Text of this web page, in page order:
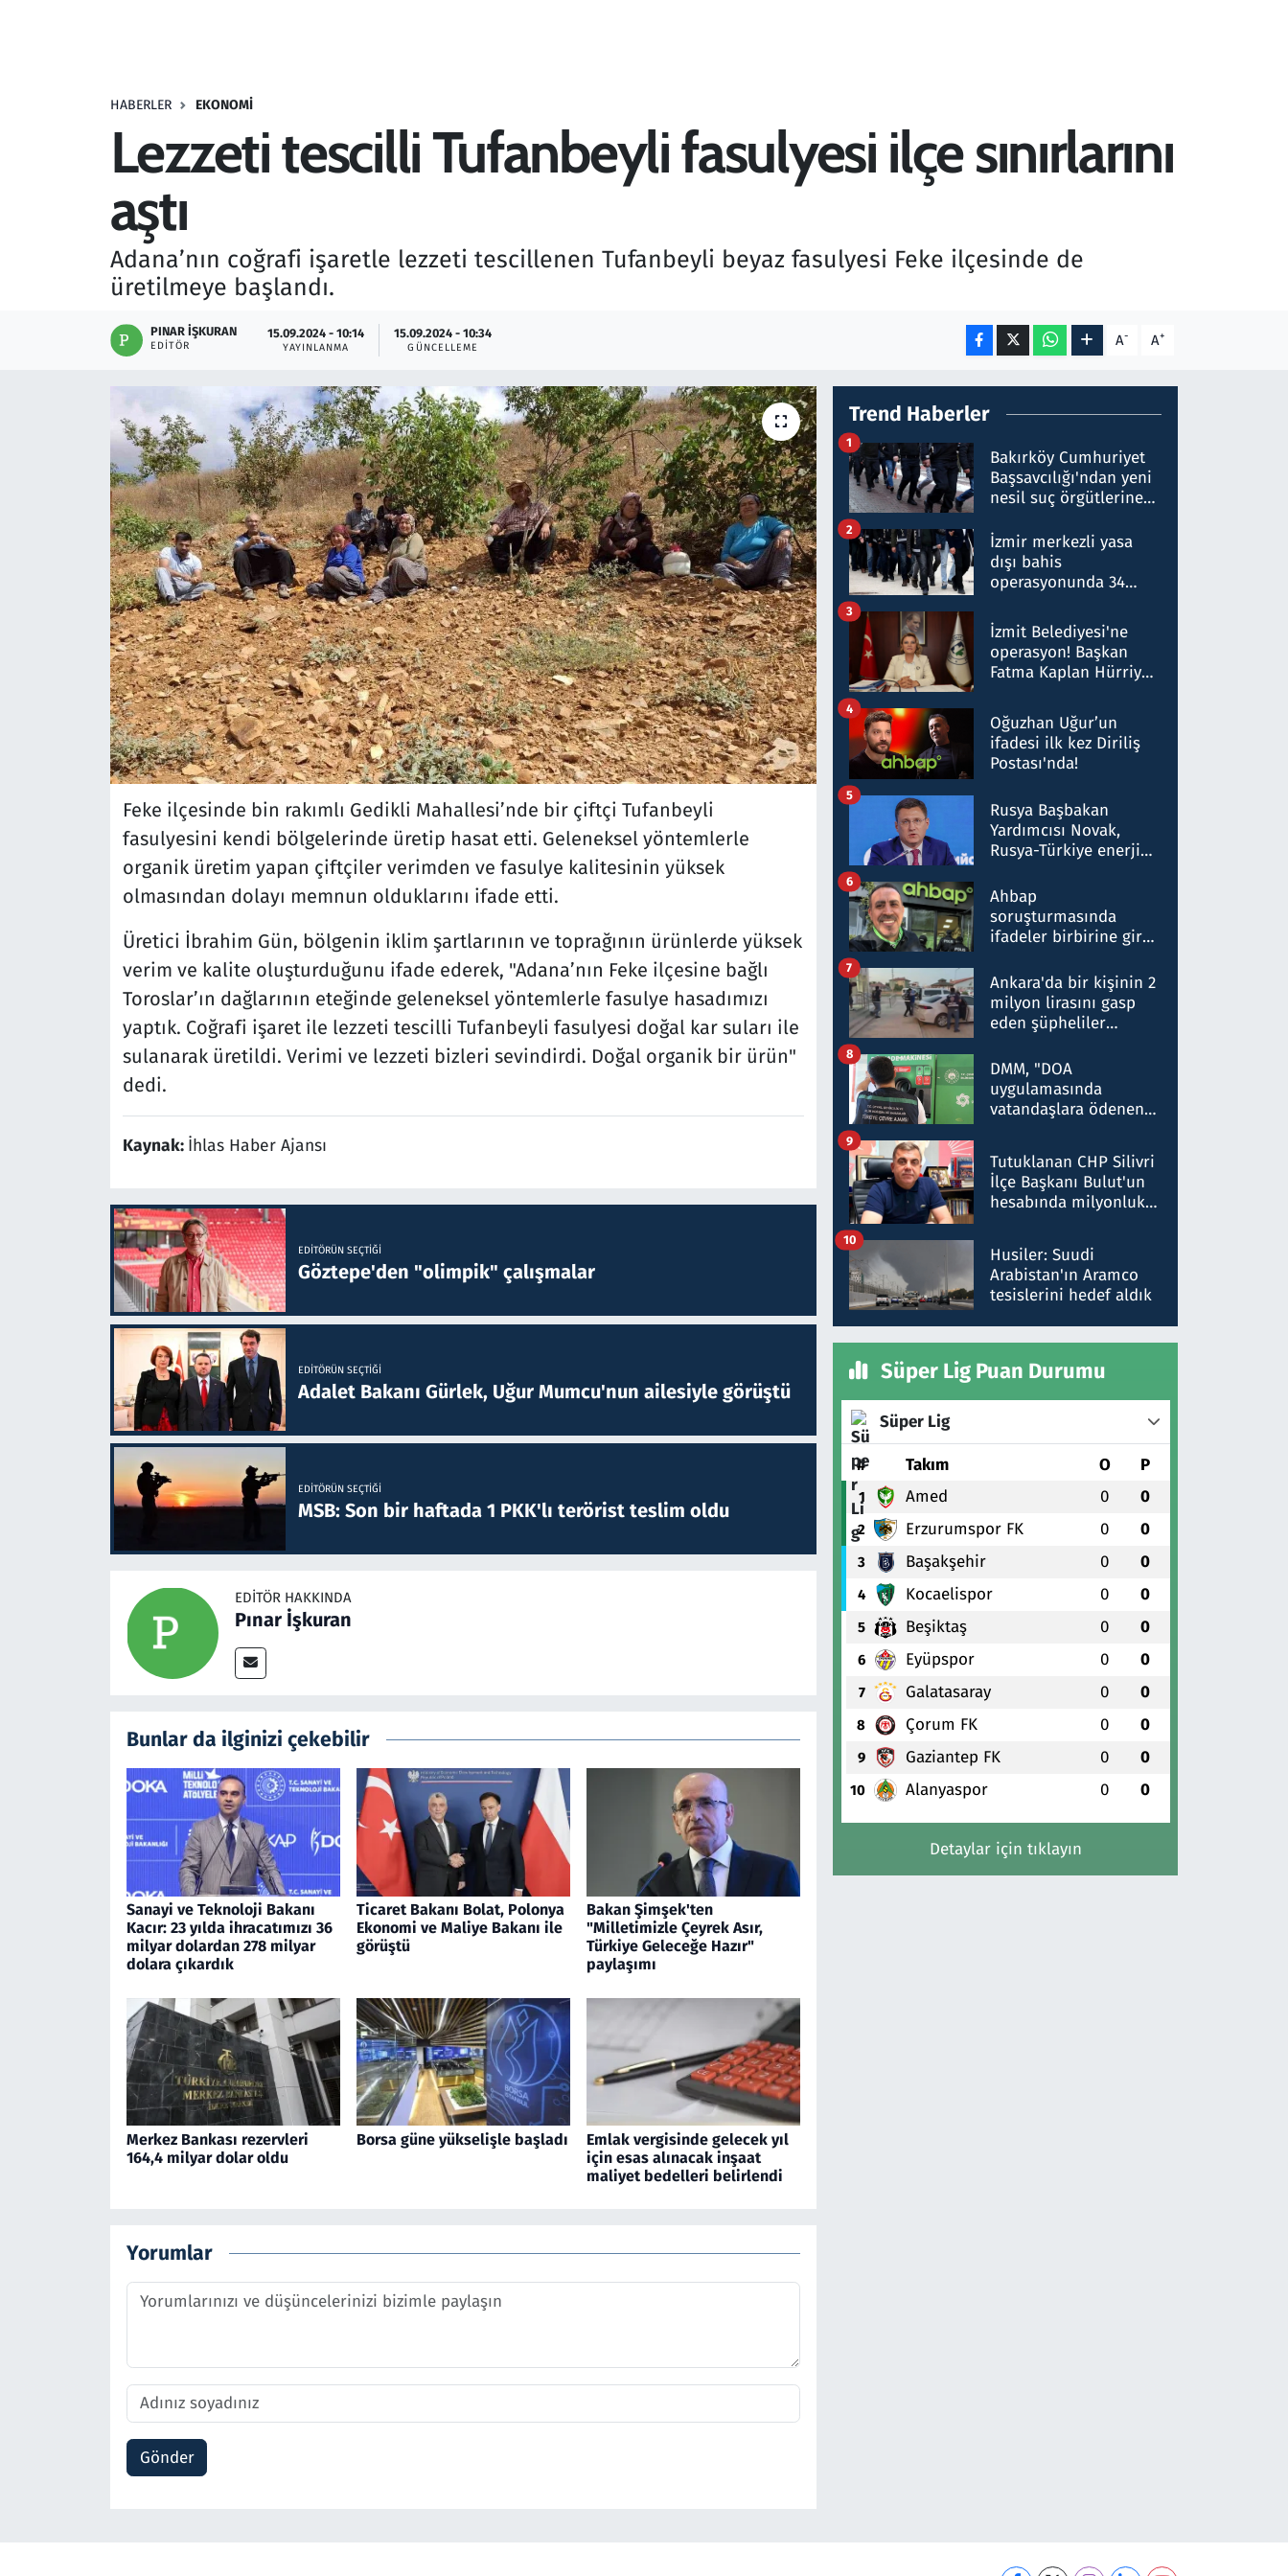
HABERLER EKONOMI
Lezzeti tescilli Tufanbeyli fasulyesi ilçe sınırlarını
aştı
Adana’nın coğrafi işaretle lezzeti tescillenen Tufanbeyli beyaz fasulyesi Feke ilçesinde de
üretilmeye başlandı.
PINAR İŞKURAN
EDITÖR
15.09.2024 - 10:14
YAYINLANMA
15.09.2024 - 10:34
GÜNCELLEME A- A+
Feke ilçesinde bin rakımlı Gedikli Mahallesi’nde bir çiftçi Tufanbeyli
fasulyesini kendi bölgelerinde üretip hasat etti. Geleneksel yöntemlerle
organik üretim yapan çiftçiler verimden ve fasulye kalitesinin yüksek
olmasından dolayı memnun olduklarını ifade etti.
Üretici İbrahim Gün, bölgenin iklim şartlarının ve toprağının ürünlerde yüksek
verim ve kalite oluşturduğunu ifade ederek, "Adana’nın Feke ilçesine bağlı
Toroslar’ın dağlarının eteğinde geleneksel yöntemlerle fasulye hasadımızı
yaptık. Coğrafi işaret ile lezzeti tescilli Tufanbeyli fasulyesi doğal kar suları ile
sulanarak üretildi. Verimi ve lezzeti bizleri sevindirdi. Doğal organik bir ürün"
dedi.
Kaynak: İhlas Haber Ajansı
EDITÖRÜN SEÇTIĞI
Göztepe'den "olimpik" çalışmalar
EDITÖRÜN SEÇTIĞI
Adalet Bakanı Gürlek, Uğur Mumcu'nun ailesiyle görüştü
EDITÖRÜN SEÇTIĞI
MSB: Son bir haftada 1 PKK'lı terörist teslim oldu
EDITÖR HAKKINDA
Pınar İşkuran
Bunlar da ilginizi çekebilir
Sanayi ve Teknoloji Bakanı
Kacır: 23 yılda ihracatımızı 36
milyar dolardan 278 milyar
dolara çıkardık
Ticaret Bakanı Bolat, Polonya
Ekonomi ve Maliye Bakanı ile
görüştü
Bakan Şimşek'ten
"Milletimizle Çeyrek Asır,
Türkiye Geleceğe Hazır"
paylaşımı
Merkez Bankası rezervleri
164,4 milyar dolar oldu
Borsa güne yükselişle başladı
Emlak vergisinde gelecek yıl
için esas alınacak inşaat
maliyet bedelleri belirlendi
Yorumlar
Gönder
Trend Haberler
Bakırköy Cumhuriyet
Başsavcılığı'ndan yeni
nesil suç örgütlerine
hakkında gözaltı kararı
1
İzmir merkezli yasa
dışı bahis
operasyonunda 34
Milyar liralık para
trafiği tespit edildi
2
İzmit Belediyesi'ne
operasyon! Başkan
Fatma Kaplan Hürriyet
3
Oğuzhan Uğur’un
ifadesi ilk kez Diriliş
Postası'nda!
4
Rusya Başbakan
Yardımcısı Novak,
Rusya-Türkiye enerji
nitelikte olduğunu
belirtti
5
Ahbap
soruşturmasında
ifadeler birbirine girdi:
ifadelerinden ortaya
çıkan tablo şok etti
6
Ankara'da bir kişinin 2
milyon lirasını gasp
eden şüpheliler
7
DMM, "DOA
uygulamasında
vatandaşlara ödenen
düşürüldüğü" iddiasını
yalanladı
8
Tutuklanan CHP Silivri
İlçe Başkanı Bulut'un
hesabında milyonluk
talimat verdi, ben
gönderdim
9
Husiler: Suudi
Arabistan'ın Aramco
tesislerini hedef aldık
10
Süper Lig Puan Durumu
Süper Lig
# Takım O P
1 Amed 0 0
2 Erzurumspor FK 0 0
3 Başakşehir 0 0
4 Kocaelispor 0 0
5 Beşiktaş 0 0
6 Eyüpspor 0 0
7 Galatasaray 0 0
8 Çorum FK 0 0
9 Gaziantep FK 0 0
10 Alanyaspor 0 0
Detaylar için tıklayın
Savunma Sanayi
Teknoloji ve Bilim
Televizyon